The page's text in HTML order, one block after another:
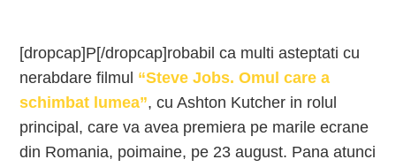
[dropcap]P[/dropcap]robabil ca multi asteptati cu
nerabdare filmul “Steve Jobs. Omul care a
schimbat lumea”, cu Ashton Kutcher in rolul
principal, care va avea premiera pe marile ecrane
din Romania, poimaine, pe 23 august. Pana atunci